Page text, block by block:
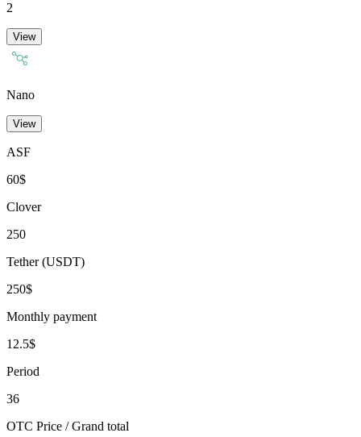
2
View
Nano
View
ASF
60$
Clover
250
Tether (USDT)
250$
Monthly payment
12.5$
Period
36
OTC Price / Grand total